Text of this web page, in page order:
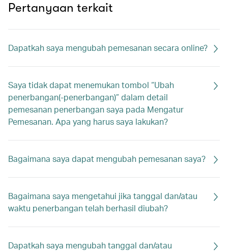
Pertanyaan terkait
Dapatkah saya mengubah pemesanan secara online?
Saya tidak dapat menemukan tombol “Ubah
penerbangan(-penerbangan)” dalam detail
pemesanan penerbangan saya pada Mengatur
Pemesanan. Apa yang harus saya lakukan?
Bagaimana saya dapat mengubah pemesanan saya?
Bagaimana saya mengetahui jika tanggal dan/atau
waktu penerbangan telah berhasil diubah?
Dapatkah saya mengubah tanggal dan/atau